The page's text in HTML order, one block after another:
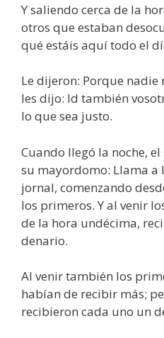
Y saliendo cerca de la
otros que estaban
qué estáis aquí todo el
Le dijeron: Porque nadie
les dijo: Id también
lo que sea justo.
Cuando llegó la noche,
su mayordomo: Llama a
jornal, comenzando
los primeros. Y al venir
de la hora undécima,
denario.
Al venir también los
habían de recibir más;
recibieron cada uno un